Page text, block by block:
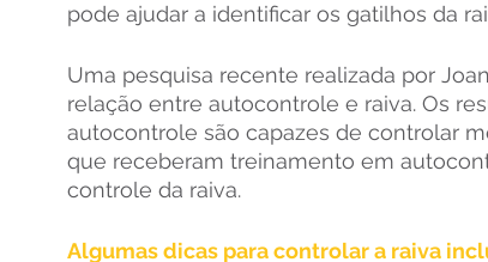
pode ajudar a identificar os gatilhos da
Uma pesquisa recente realizada por
relação entre autocontrole e raiva. Os
autocontrole são capazes de controlar
que receberam treinamento em
controle da raiva.
Algumas dicas para controlar a raiva